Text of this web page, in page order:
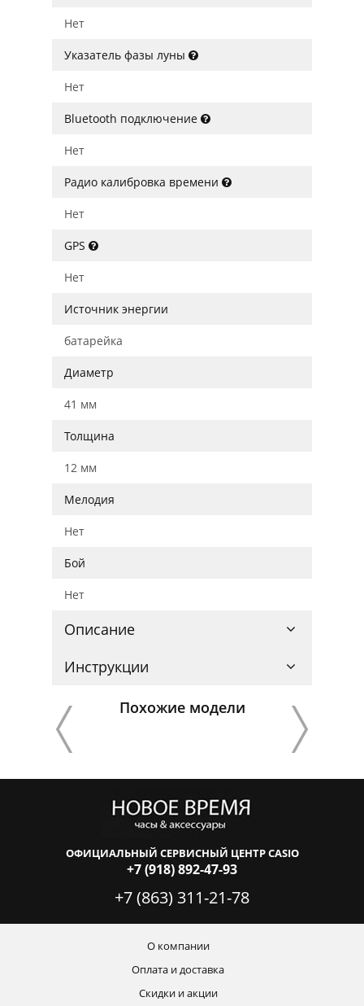
Нет
Указатель фазы луны
Нет
Bluetooth подключение
Нет
Радио калибровка времени
Нет
GPS
Нет
Источник энергии
батарейка
Диаметр
41 мм
Толщина
12 мм
Мелодия
Нет
Бой
Нет
Описание
Инструкции
Похожие модели
ОФИЦИАЛЬНЫЙ СЕРВИСНЫЙ ЦЕНТР CASIO
+7 (918) 892-47-93
+7 (863) 311-21-78
О компании
Оплата и доставка
Скидки и акции